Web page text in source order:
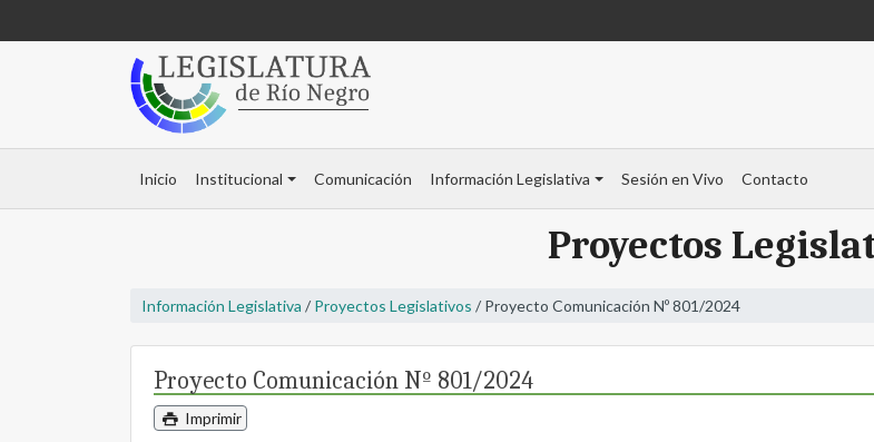
Inicio Institucional Comunicación Información Legislativa Sesión en Vivo Contacto
Proyectos
Información Legislativa / Proyectos Legislativos / Proyecto Comunicación Nº 801/2024
Proyecto Comunicación Nº 801/2024
Imprimir